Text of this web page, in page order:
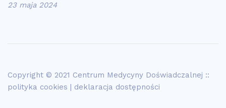
23 maja 2024
Copyright © 2021 Centrum Medycyny Doświadczalnej ::
polityka cookies | deklaracja dostępności